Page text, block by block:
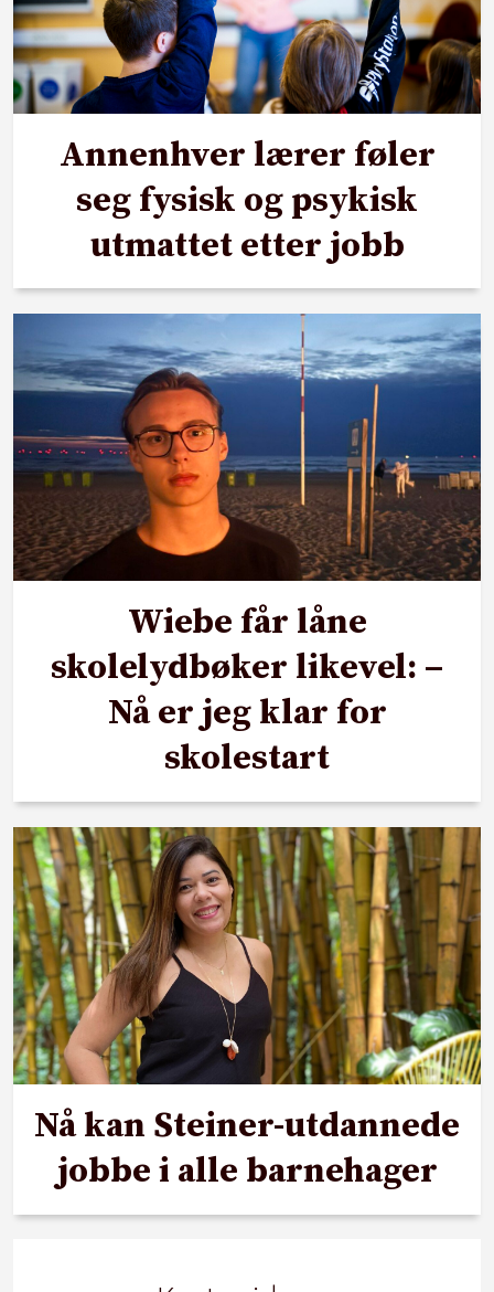
Annenhver lærer føler
seg fysisk og psykisk
utmattet etter jobb
Wiebe får låne
skolelydbøker likevel: –
Nå er jeg klar for
skolestart
Nå kan Steiner-utdannede
jobbe i alle barnehager